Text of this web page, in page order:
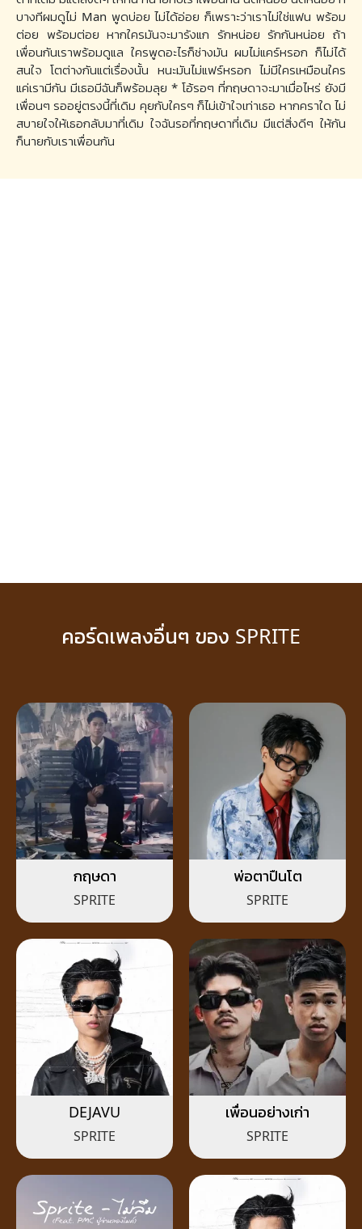
บางทีผมดูไม่ Man พูดบ่อย ไม่ได้อ่อย ก็เพราะว่าเราไม่ใช่แฟน พร้อม
ต่อย พร้อมต่อย หากใครมันจะมารังแก รักหน่อย รักกันหน่อย ถ้า
เพื่อนกันเราพร้อมดูแล ใครพูดอะไรก็ช่างมัน ผมไม่แคร์หรอก ก็ไม่ได้
สนใจ โตต่างกันแต่เรื่องนั้น หนะมันไม่แฟร์หรอก ไม่มีใครเหมือนใคร
แค่เรามีกัน มีเธอมีฉันก็พร้อมลุย * โอ้รอๆ ที่กฤษดาจะมาเมื่อไหร่ ยังมี
เพื่อนๆ รออยู่ตรงนี้ที่เดิม คุยกับใครๆ ก็ไม่เข้าใจเท่าเธอ หากคราใด ไม่
สบายใจให้เธอกลับมาที่เดิม ใจฉันรอที่กฤษดาที่เดิม มีแต่สิ่งดีๆ ให้กัน
ก็นายกับเราเพื่อนกัน
คอร์ดเพลงอื่นๆ ของ SPRITE
กฤษดา
SPRITE
พ่อตาปืนโต
SPRITE
DEJAVU
SPRITE
เพื่อนอย่างเก่า
SPRITE